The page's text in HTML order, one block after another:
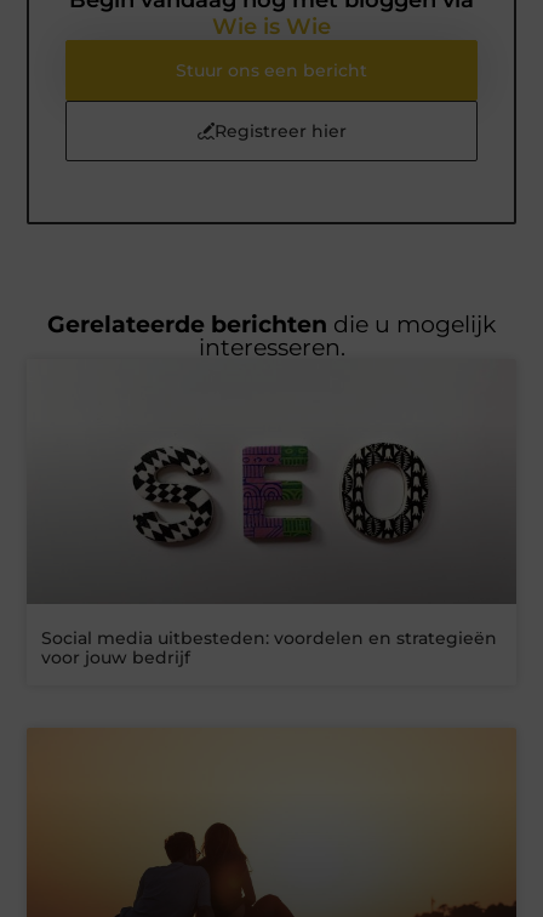
Wie is Wie
Stuur ons een bericht
Registreer hier
Gerelateerde berichten die u mogelijk
interesseren.
Social media uitbesteden: voordelen en strategieën
voor jouw bedrijf